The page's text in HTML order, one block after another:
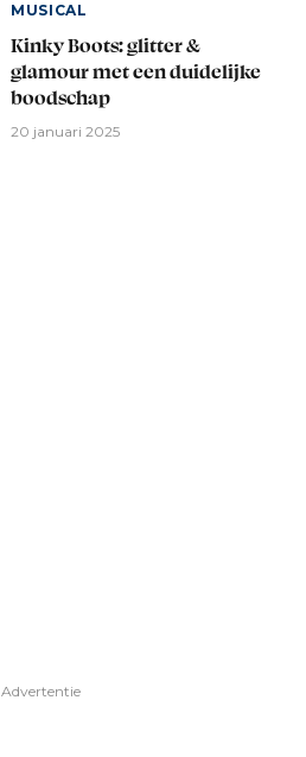
MUSICAL
Kinky Boots: glitter &
glamour met een duidelijke
boodschap
20 januari 2025
Advertentie